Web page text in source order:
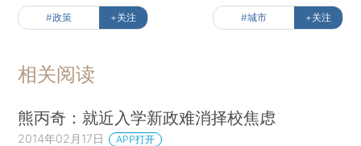
#政策 +关注 #城市 +关注
相关阅读
熊丙奇：就近入学新政难消择校焦虑
2014年02月17日 APP打开